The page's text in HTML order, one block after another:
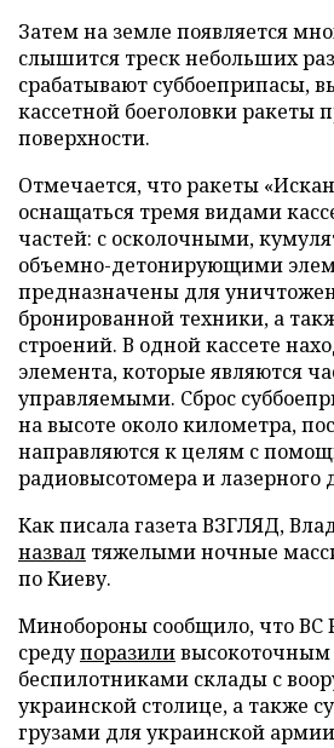
Затем на земле появляется
слышится треск небольших
срабатывают суббоеприпасы,
кассетной боеголовки ракеты
поверхности.
Отмечается, что ракеты
оснащаться тремя видами
частей: с осколочными,
объемно-детонирующими
предназначены для
бронированной техники, а
строений. В одной кассете
элемента, которые являются
управляемыми. Сброс
на высоте около километра,
направляются к целям с
радиовысотомера и лазерного
Как писала газета ВЗГЛЯД,
назвал тяжелыми ночные
по Киеву.
Минобороны сообщило, что ВС
средупоразили
беспилотниками склады с
украинской столице, а также
грузами для украинской